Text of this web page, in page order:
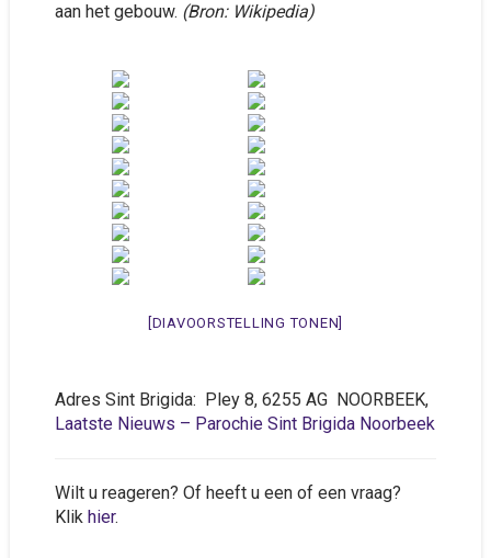
aan het gebouw. (Bron: Wikipedia)
[DIAVOORSTELLING TONEN]
Adres Sint Brigida: Pley 8, 6255 AG NOORBEEK,
Laatste Nieuws – Parochie Sint Brigida Noorbeek
Wilt u reageren? Of heeft u een of een vraag?
Klik hier.